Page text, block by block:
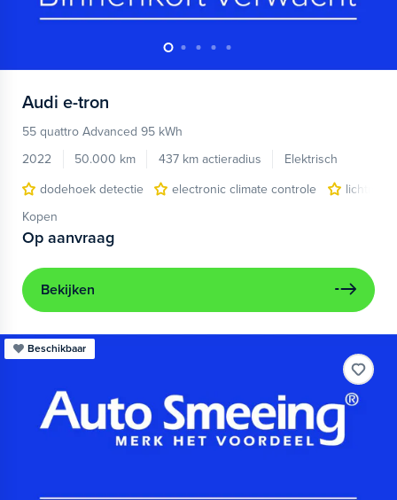
Audi e-tron
55 quattro Advanced 95 kWh
2022
50.000 km 437 km actieradius
Elektrisch
dodehoek detectie
electronic climate controle
Kopen
Op aanvraag
Bekijken
Beschikbaar